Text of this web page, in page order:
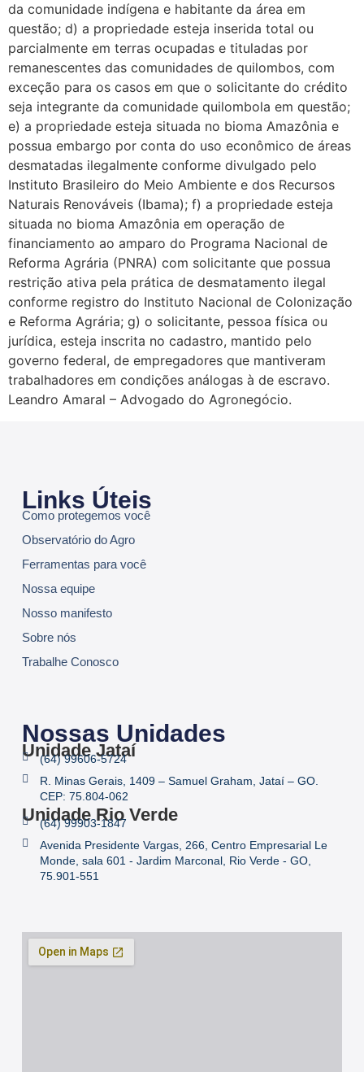
da comunidade indígena e habitante da área em
questão; d) a propriedade esteja inserida total ou
parcialmente em terras ocupadas e tituladas por
remanescentes das comunidades de quilombos, com
exceção para os casos em que o solicitante do crédito
seja integrante da comunidade quilombola em questão;
e) a propriedade esteja situada no bioma Amazônia e
possua embargo por conta do uso econômico de áreas
desmatadas ilegalmente conforme divulgado pelo
Instituto Brasileiro do Meio Ambiente e dos Recursos
Naturais Renováveis (Ibama); f) a propriedade esteja
situada no bioma Amazônia em operação de
financiamento ao amparo do Programa Nacional de
Reforma Agrária (PNRA) com solicitante que possua
restrição ativa pela prática de desmatamento ilegal
conforme registro do Instituto Nacional de Colonização
e Reforma Agrária; g) o solicitante, pessoa física ou
jurídica, esteja inscrita no cadastro, mantido pelo
governo federal, de empregadores que mantiveram
trabalhadores em condições análogas à de escravo.
Leandro Amaral – Advogado do Agronegócio.
Links Úteis
Como protegemos você
Observatório do Agro
Ferramentas para você
Nossa equipe
Nosso manifesto
Sobre nós
Trabalhe Conosco
Nossas Unidades
Unidade Jataí
(64) 99606-5724
R. Minas Gerais, 1409 – Samuel Graham, Jataí – GO.
CEP: 75.804-062
Unidade Rio Verde
(64) 99903-1847
Avenida Presidente Vargas, 266, Centro Empresarial Le
Monde, sala 601 - Jardim Marconal, Rio Verde - GO,
75.901-551